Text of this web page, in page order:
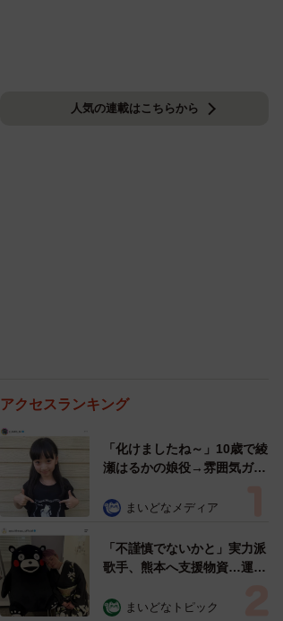
人気の連載はこちらから
アクセスランキング
「化けましたね～」10歳で綾
瀬はるかの娘役→雰囲気ガラ
雰囲気が」「宝塚に入れそ
まいどなメディア
「不謹慎でないかと」実力派
歌手、熊本へ支援物資…運搬
めらい 「痛いほど伝わる」
まいどなトピック